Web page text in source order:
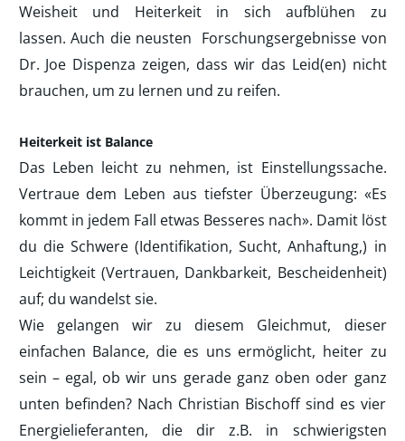
Weisheit und Heiterkeit in sich aufblühen zu
lassen. Auch die neusten Forschungsergebnisse von
Dr. Joe Dispenza zeigen, dass wir das Leid(en) nicht
brauchen, um zu lernen und zu reifen.
Heiterkeit ist Balance
Das Leben leicht zu nehmen, ist Einstellungssache.
Vertraue dem Leben aus tiefster Überzeugung: «Es
kommt in jedem Fall etwas Besseres nach». Damit löst
du die Schwere (Identifikation, Sucht, Anhaftung,) in
Leichtigkeit (Vertrauen, Dankbarkeit, Bescheidenheit)
auf; du wandelst sie.
Wie gelangen wir zu diesem Gleichmut, dieser
einfachen Balance, die es uns ermöglicht, heiter zu
sein – egal, ob wir uns gerade ganz oben oder ganz
unten befinden? Nach Christian Bischoff sind es vier
Energielieferanten, die dir z.B. in schwierigsten